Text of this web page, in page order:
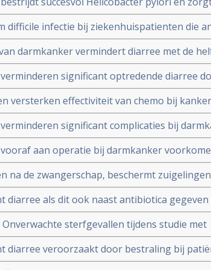
biotica bij bestrijding van Helicobacter
difficile infectie bij ziekenhuispatienten die
procent
darmkanker vermindert diarree met de
ontlasting en maagfunctie in vergelijking
significant optredende diarree
Gewone diarree 60,9 vs 39,1
versterken effectiviteit van chemo bij
T- killercellen - in organen buiten de
significant complicaties bij
en korter verblijf in ziekenhuis
aan operatie bij darmkanker
ten gevolge van operatie
na de zwangerschap, beschermt
maar niet tegen astma
diarree als dit ook naast antibiotica
C. Difficile
sterfgevallen tijdens studie met
- wrange speling van het lot - aldus
UMC weigert elke verdere
diarree veroorzaakt door bestraling bij
bestraald werden samen met een